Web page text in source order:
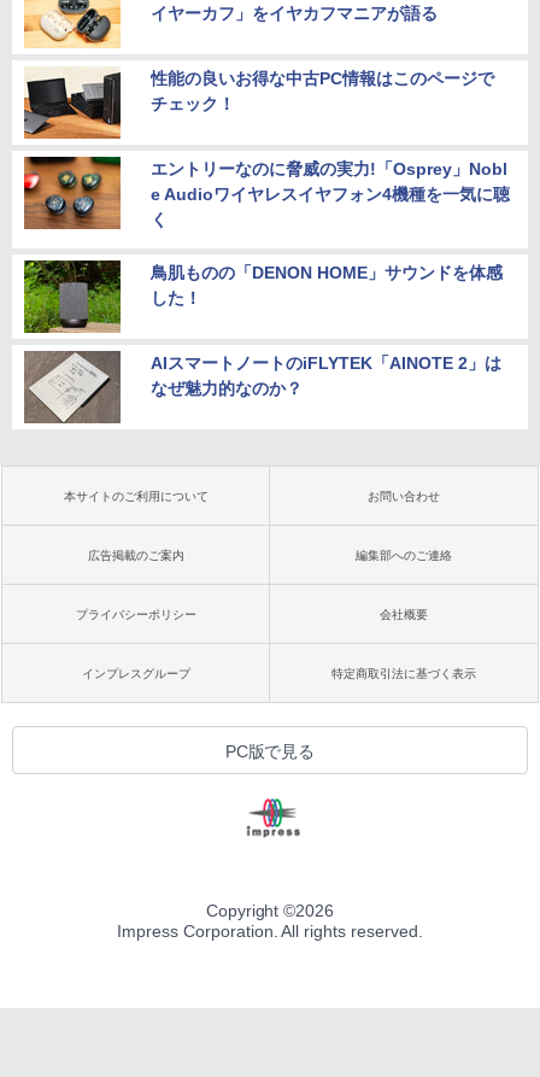
イヤーカフ」をイヤカフマニアが語る
性能の良いお得な中古PC情報はこのページで
チェック！
エントリーなのに脅威の実力!「Osprey」Nobl
e Audioワイヤレスイヤフォン4機種を一気に聴
く
鳥肌ものの「DENON HOME」サウンドを体感
した！
AIスマートノートのiFLYTEK「AINOTE 2」は
なぜ魅力的なのか？
本サイトのご利用について お問い合わせ
広告掲載のご案内 編集部へのご連絡
プライバシーポリシー 会社概要
インプレスグループ 特定商取引法に基づく表示
PC版で見る
Copyright ©2026
Impress Corporation. All rights reserved.